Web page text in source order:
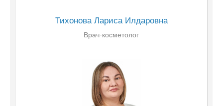
Тихонова Лариса Илдаровна
Врач-косметолог